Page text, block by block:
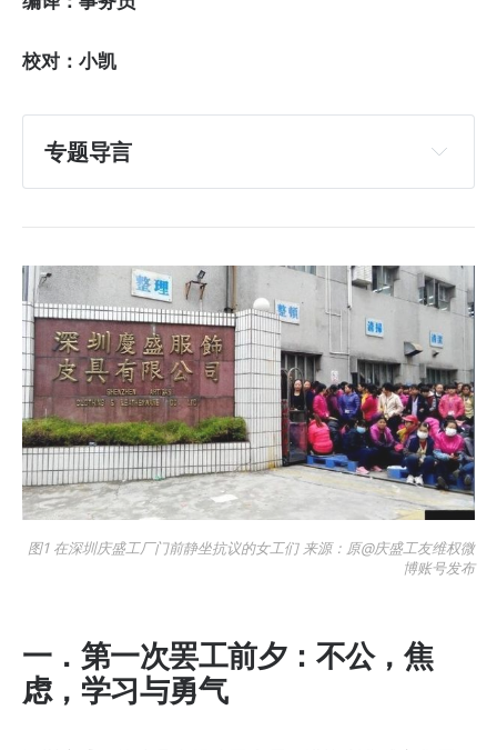
校对：小凯
专题导言
图1 在深圳庆盛工厂门前静坐抗议的女工们 来源：原@庆盛工友维权微
博账号发布
一．第一次罢工前夕：不公，焦
虑，学习与勇气